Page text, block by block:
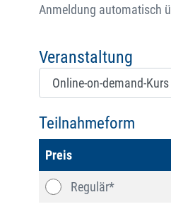
Anmeldung automatisch
Veranstaltung
Teilnahmeform
Preis
Regulär*